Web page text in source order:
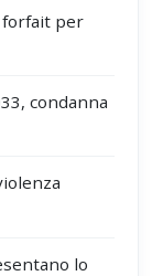
forfait per
condanna
lo